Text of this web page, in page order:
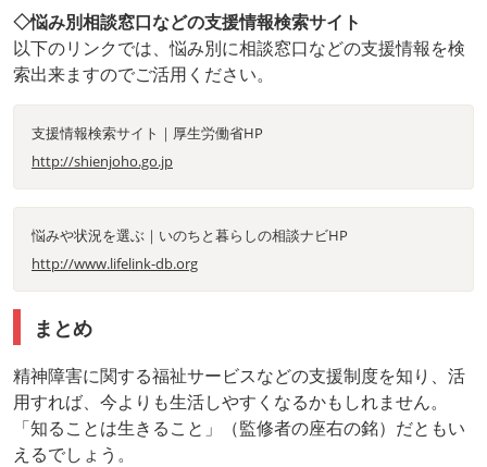
◇悩み別相談窓口などの支援情報検索サイト
以下のリンクでは、悩み別に相談窓口などの支援情報を検
索出来ますのでご活用ください。
支援情報検索サイト｜厚生労働省HP
http://shienjoho.go.jp
悩みや状況を選ぶ｜いのちと暮らしの相談ナビHP
http://www.lifelink-db.org
まとめ
精神障害に関する福祉サービスなどの支援制度を知り、活
用すれば、今よりも生活しやすくなるかもしれません。
「知ることは生きること」（監修者の座右の銘）だともい
えるでしょう。